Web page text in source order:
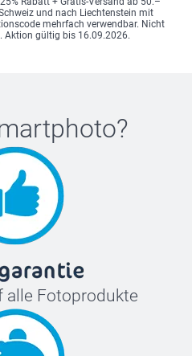
und nach Liechtenstein mit
mehrfach verwendbar. Nicht
Aktion gültig bis 16.09.2026.
?
alle Fotoprodukte